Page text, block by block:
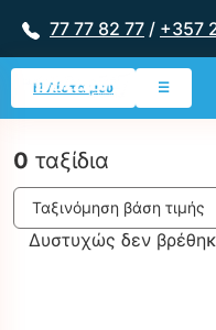
77 77 82 77 / +357
Η Λίστα μου ☰
0 ταξίδια
Δυστυχώς δεν